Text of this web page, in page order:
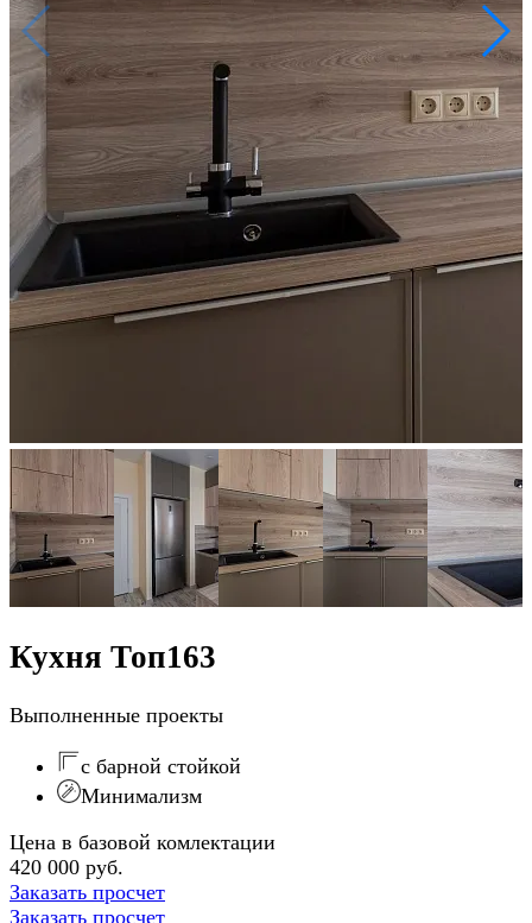
Кухня Топ163
Выполненные проекты
с барной стойкой
Минимализм
Цена в базовой комлектации
420 000 руб.
Заказать просчет
Заказать просчет